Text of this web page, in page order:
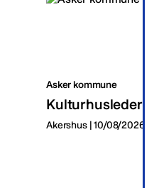
Asker kommune
Kulturhusleder
Akershus | 10/08/2026